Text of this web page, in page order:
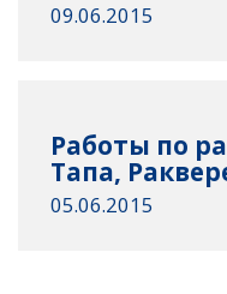
09.06.2015
Работы по
Тапа,
05.06.2015